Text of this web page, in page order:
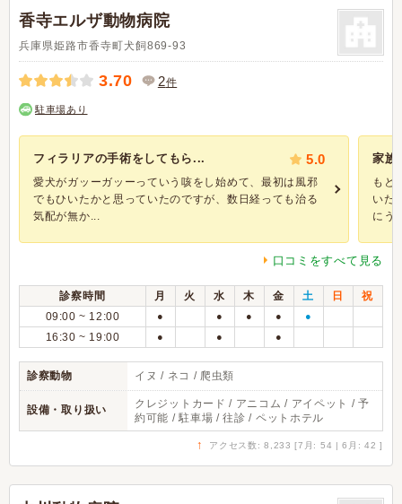
香寺エルザ動物病院
兵庫県姫路市香寺町犬飼869-93
3.70 2件
駐車場あり
フィラリアの手術をしてもら... 5.0
愛犬がガッーガッーっていう咳をし始めて、最初は風邪
でもひいたかと思っていたのですが、数日経っても治る
気配が無か...
家族
もと
いた
にう
口コミをすべて見る
診察時間 月 火 水 木 金 土 日
祝
09:00 ~ 12:00
● ● ● ● ●
16:30 ~ 19:00 ● ● ●
診察動物 イヌ / ネコ / 爬虫類
設備・取り扱い
クレジットカード / アニコム / アイペット / 予
約可能 / 駐車場 / 往診 / ペットホテル
↑ アクセス数: 8,233 [7月: 54 | 6月: 42 ]